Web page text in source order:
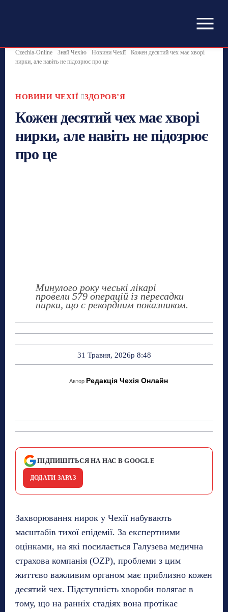
Czechia-Online Знай Чехію Новини Чехії
Кожен десятий чех має хворі
нирки, але навіть не підозрює про це
НОВИНИ ЧЕХІЇ ЗДОРОВʼЯ
Кожен десятий чех має хворі
нирки, але навіть не підозрює
про це
Минулого року чеські лікарі
провели 579 операцій із пересадки
нирки, що є рекордним показником.
31 Травня, 2026р 8:48
Автор Редакція Чехія Онлайн
ПІДПИШІТЬСЯ НА НАС В GOOGLE
ДОДАТИ ЗАРАЗ
Захворювання нирок у Чехії набувають
масштабів тихої епідемії. За експертними
оцінками, на які посилається Галузева медична
страхова компанія (OZP), проблеми з цим
життєво важливим органом має приблизно кожен
десятий чех. Підступність хвороби полягає в
тому, що на ранніх стадіях вона протікає